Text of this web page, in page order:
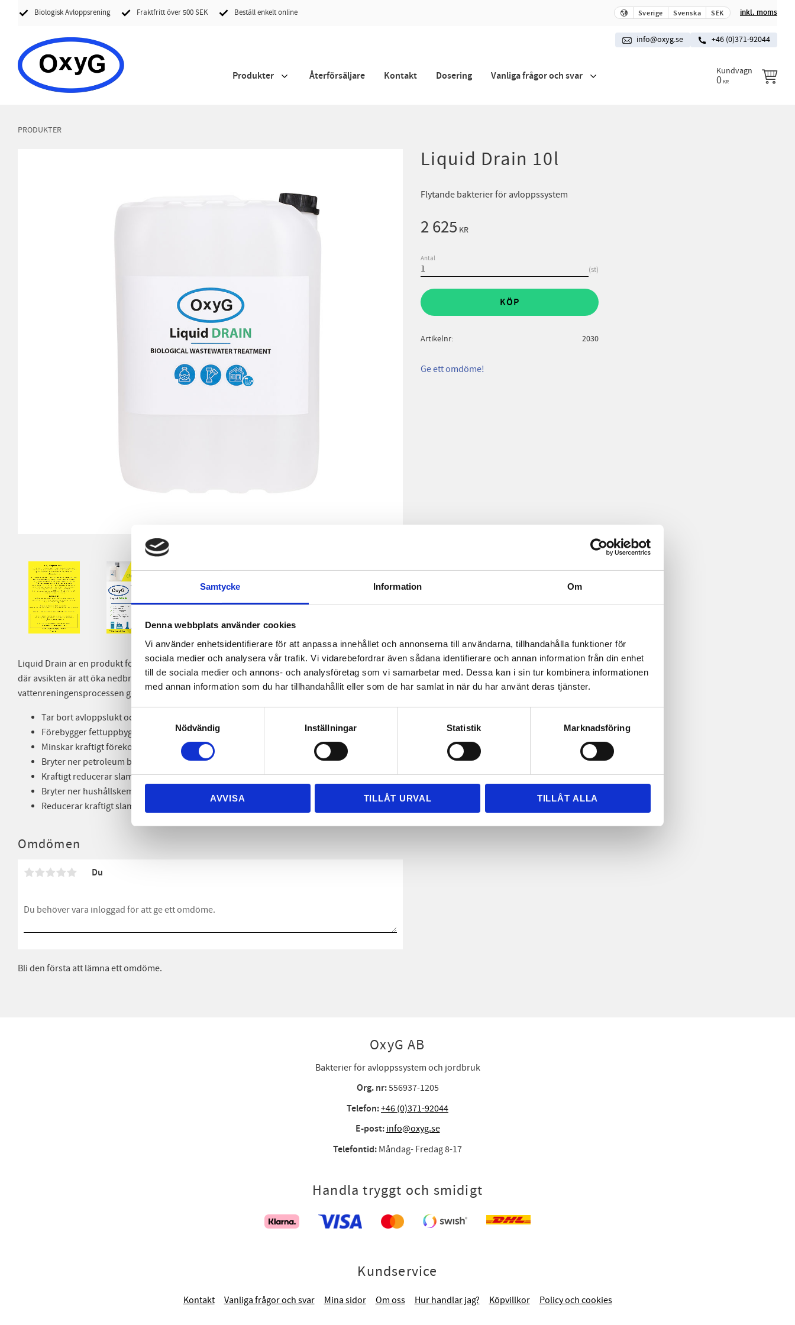
Samtycke Information Om
Denna webbplats använder cookies
Vi använder enhetsidentifierare för att anpassa innehållet och annonserna till användarna, tillhandahålla funktioner för
sociala medier och analysera vår trafik. Vi vidarebefordrar även sådana identifierare och annan information från din enhet
till de sociala medier och annons- och analysföretag som vi samarbetar med. Dessa kan i sin tur kombinera informationen
med annan information som du har tillhandahållit eller som de har samlat in när du har använt deras tjänster.
Samtyckesval
Nödvändig
Inställningar Statistik Marknadsföring
AVVISA TILLÅT URVAL TILLÅT ALLA
Biologisk Avloppsrening Fraktfritt över 500 SEK Beställ enkelt online Sverige Svenska SEK inkl. moms
Produkter Återförsäljare Kontakt Dosering Vanliga frågor och svar
info@oxyg.se +46 (0)371-92044
Kundvagn
0KR
PRODUKTER
Liquid Drain 10l
Flytande bakterier för avloppssystem
2 625 KR
Antal
st
KÖP
Artikelnr 2030
Ge ett omdöme!
Liquid Drain är en produkt för större avloppsanläggningar som behöver kontinuerlig dosering
där avsikten är att öka nedbrytningshastigheten av avloppets organiska material och förbättra
vattenreningensprocessen genom att tillsätta en mix av Bacillus stammar.
Tar bort avloppslukt och svavelväte i och runt avloppssystem.
Förebygger fettuppbyggnad i rörledningar och tankankar
Minskar kraftigt förekomst av ammoniumkväve i avloppsvatten och dammar.
Bryter ner petroleum baserade produkter
Kraftigt reducerar slam
Bryter ner hushållskemikalier
Reducerar kraftigt slam och fettflykt
Omdömen
Du
Bli den första att lämna ett omdöme.
OxyG AB
Bakterier för avloppssystem och jordbruk
Org. nr:556937-1205
Telefon:+46 (0)371-92044
E-post: info@oxyg.se
Telefontid: Måndag- Fredag 8-17
Handla tryggt och smidigt
Kundservice
Kontakt Vanliga frågor och svar Mina sidor Om oss Hur handlar jag? Köpvillkor Policy och cookies